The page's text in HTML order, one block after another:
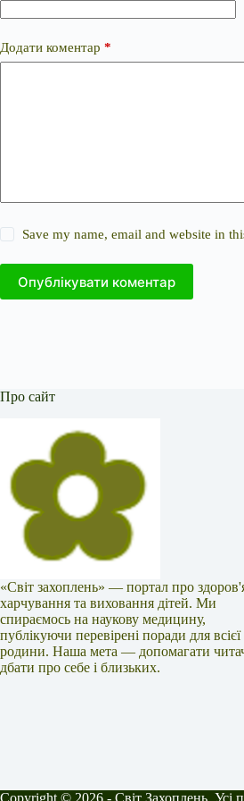
Додати коментар *
Save my name, email and website in
Опублікувати коментар
Про сайт
«Світ захоплень» — портал про
харчування та виховання дітей. Ми
спираємось на наукову медицину,
публікуючи перевірені поради для всієї
родини. Наша мета — допомагати
дбати про себе і близьких.
Copyright © 2026 - Світ Захоплень. Усі